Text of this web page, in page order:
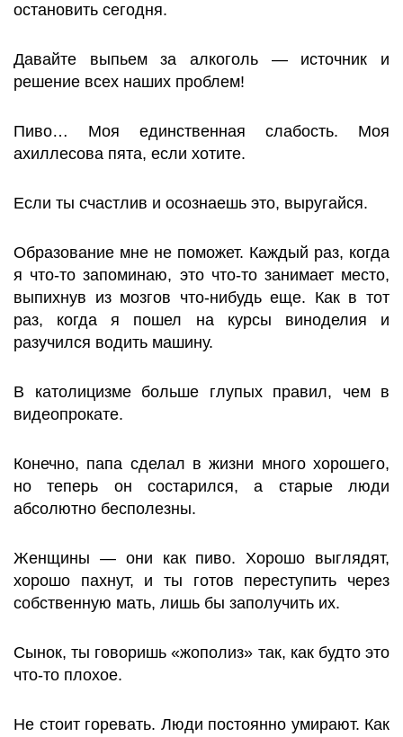
остановить сегодня.
Давайте выпьем за алкоголь — источник и
решение всех наших проблем!
Пиво… Моя единственная слабость. Моя
ахиллесова пята, если хотите.
Если ты счастлив и осознаешь это, выругайся.
Образование мне не поможет. Каждый раз, когда
я что-то запоминаю, это что-то занимает место,
выпихнув из мозгов что-нибудь еще. Как в тот
раз, когда я пошел на курсы виноделия и
разучился водить машину.
В католицизме больше глупых правил, чем в
видеопрокате.
Конечно, папа сделал в жизни много хорошего,
но теперь он состарился, а старые люди
абсолютно бесполезны.
Женщины — они как пиво. Хорошо выглядят,
хорошо пахнут, и ты готов переступить через
собственную мать, лишь бы заполучить их.
Сынок, ты говоришь «жополиз» так, как будто это
что-то плохое.
Не стоит горевать. Люди постоянно умирают. Как